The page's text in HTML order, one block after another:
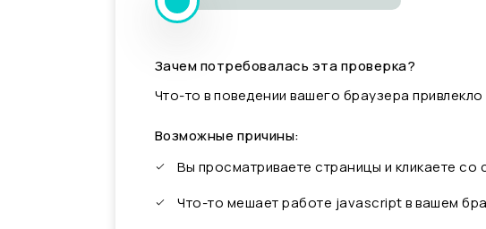
Зачем потребовалась эта проверка?
Что-то в поведении вашего браузера
Возможные причины:
Вы просматриваете страницы и кликаете
Что-то мешает работе javascript в вашем